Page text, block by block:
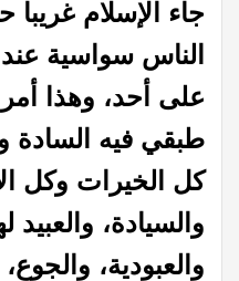
جاء الإسلام غريبا
الناس سواسية عند
على أحد، وهذا
طبقي فيه السادة
كل الخيرات وكل
والسيادة، والعبيد
والعبودية،